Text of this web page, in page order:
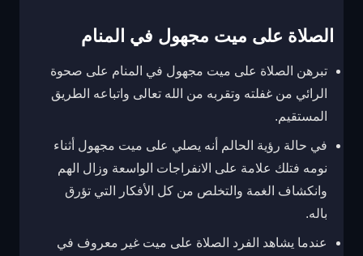
الصلاة على ميت مجهول في المنام
تبرهن الصلاة على ميت مجهول في المنام على صحوة
الرائي من غفلته وتقربه من الله تعالى واتباعه الطريق
المستقيم.
في حالة رؤية الحالم أنه يصلي على ميت مجهول أثناء
نومه فتلك علامة على الانفراجات الواسعة وزال الهم
وانكشاف الغمة والتخلص من كل الأفكار التي تؤرق
باله.
عندما يشاهد الفرد الصلاة على ميت غير معروف في